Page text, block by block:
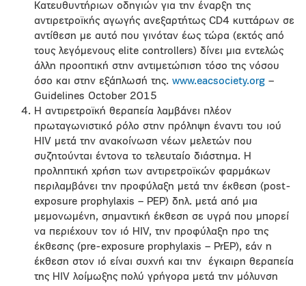
Κατευθυντήριων οδηγιών για την έναρξη της
αντιρετροϊκής αγωγής ανεξαρτήτως CD4 κυττάρων σε
αντίθεση με αυτό που γινόταν έως τώρα (εκτός από
τους λεγόμενους elite controllers) δίνει μια εντελώς
άλλη προοπτική στην αντιμετώπιση τόσο της νόσου
όσο και στην εξάπλωσή της. www.eacsociety.org –
Guidelines October 2015
Η αντιρετροϊκή θεραπεία λαμβάνει πλέον
πρωταγωνιστικό ρόλο στην πρόληψη έναντι του ιού
HIV μετά την ανακοίνωση νέων μελετών που
συζητούνται έντονα το τελευταίο διάστημα. Η
προληπτική χρήση των αντιρετροϊκών φαρμάκων
περιλαμβάνει την προφύλαξη μετά την έκθεση (post-
exposure prophylaxis – PEP) δηλ. μετά από μια
μεμονωμένη, σημαντική έκθεση σε υγρά που μπορεί
να περιέχουν τον ιό HIV, την προφύλαξη προ της
έκθεσης (pre-exposure prophylaxis – PrEP), εάν η
έκθεση στον ιό είναι συχνή και την έγκαιρη θεραπεία
της HIV λοίμωξης πολύ γρήγορα μετά την μόλυνση